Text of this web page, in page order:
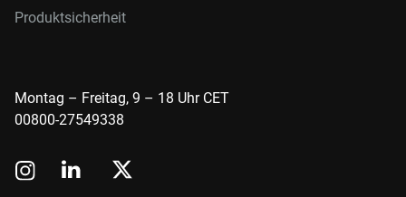
Produktsicherheit
Montag – Freitag, 9 – 18 Uhr CET
00800-27549338